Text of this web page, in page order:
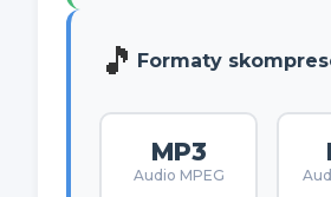
🎵 Formaty
MP3
Audio MPEG